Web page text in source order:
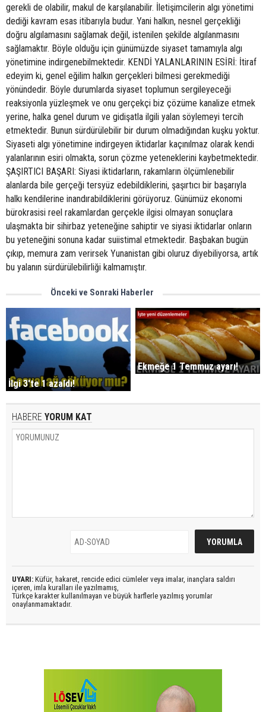
gerekli de olabilir, makul de karşılanabilir. İletişimcilerin algı yönetimi
dediği kavram esas itibarıyla budur. Yani halkın, nesnel gerçekliği
doğru algılamasını sağlamak değil, istenilen şekilde algılanmasını
sağlamaktır. Böyle olduğu için günümüzde siyaset tamamıyla algı
yönetimine indirgenebilmektedir. KENDİ YALANLARININ ESİRİ: İtiraf
edeyim ki, genel eğilim halkın gerçekleri bilmesi gerekmediği
yönündedir. Böyle durumlarda siyaset toplumun sergileyeceği
reaksiyonla yüzleşmek ve onu gerçekçi biz çözüme kanalize etmek
yerine, halka genel durum ve gidişatla ilgili yalan söylemeyi tercih
etmektedir. Bunun sürdürülebilir bir durum olmadığından kuşku yoktur.
Siyaseti algı yönetimine indirgeyen iktidarlar kaçınılmaz olarak kendi
yalanlarının esiri olmakta, sorun çözme yeteneklerini kaybetmektedir.
ŞAŞIRTICI BAŞARI: Siyasi iktidarların, rakamların ölçümlenebilir
alanlarda bile gerçeği tersyüz edebildiklerini, şaşırtıcı bir başarıyla
halkı kendilerine inandırabildiklerini görüyoruz. Günümüz ekonomi
bürokrasisi reel rakamlardan gerçekle ilgisi olmayan sonuçlara
ulaşmakta bir sihirbaz yeteneğine sahiptir ve siyasi iktidarlar onların
bu yeteneğini sonuna kadar suiistimal etmektedir. Başbakan bugün
çıkıp, memura zam verirsek Yunanistan gibi oluruz diyebiliyorsa, artık
bu yalanın sürdürülebilirliği kalmamıştır.
Önceki ve Sonraki Haberler
İlgi 3'te 1 azaldı!
Ekmeğe 1 Temmuz ayarı!
HABERE YORUM KAT
UYARI: Küfür, hakaret, rencide edici cümleler veya imalar, inançlara saldırı
içeren, imla kuralları ile yazılmamış,
Türkçe karakter kullanılmayan ve büyük harflerle yazılmış yorumlar
onaylanmamaktadır.